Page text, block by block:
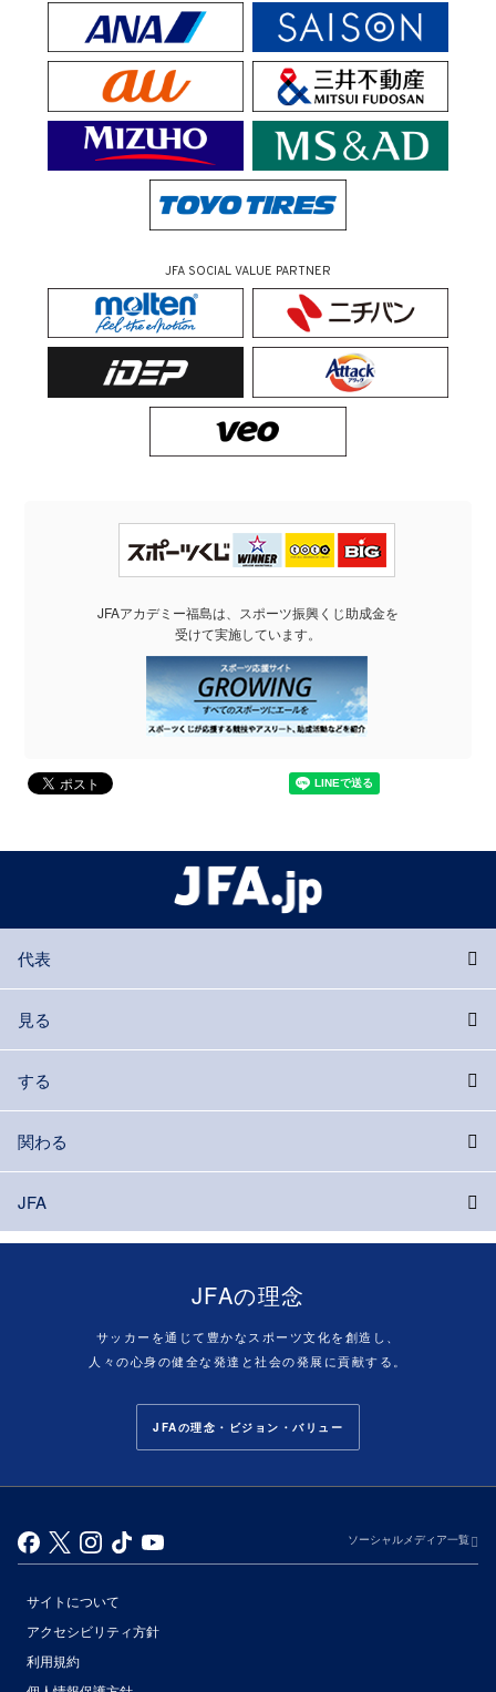
JFA SOCIAL VALUE PARTNER
JFAアカデミー福島は、スポーツ振興くじ助成金を
受けて実施しています。
代表
見る
する
関わる
JFA
JFAの理念
サッカーを通じて豊かなスポーツ文化を創造し、
人々の心身の健全な発達と社会の発展に貢献する。
JFAの理念・ビジョン・バリュー
ソーシャルメディア一覧
サイトについて
アクセシビリティ方針
利用規約